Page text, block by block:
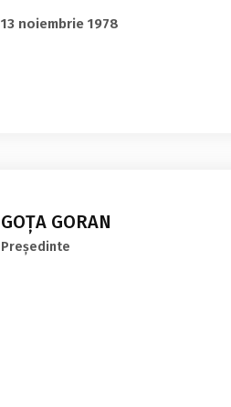
13 noiembrie 1978
GOŢA GORAN
Președinte